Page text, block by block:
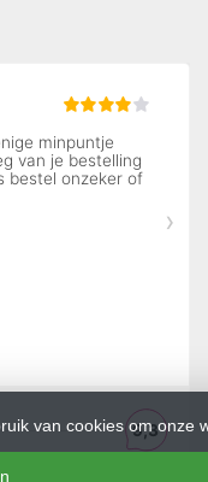
van cookies om onze